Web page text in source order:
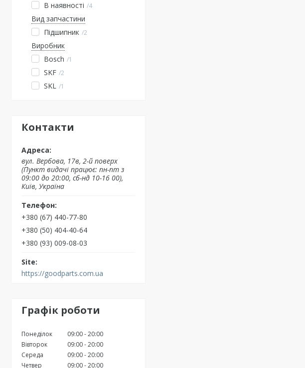
В наявності
4
Вид запчастини
Підшипник 2
Виробник
Bosch
1
SKF 2
SKL 1
Контакти
вул. Вербова, 17в, 2-й поверх
(Пункт видачі працює: пн-пт з
09:00 до 20:00, сб-нд 10-16 00),
Київ, Україна
+380 (67) 440-77-80
+380 (50) 404-40-64
+380 (93) 009-08-03
https://goodparts.com.ua
Графік роботи
Понеділок 09:00 20:00
Вівторок
09:00 20:00
Середа
09:00 20:00
Четвер
09:00 20:00